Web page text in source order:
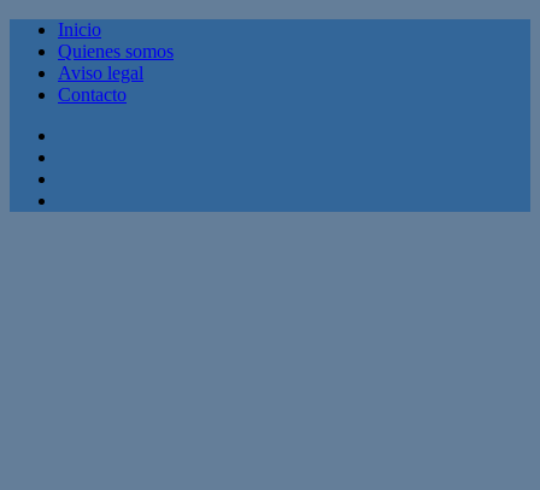
Inicio
Quienes somos
Aviso legal
Contacto